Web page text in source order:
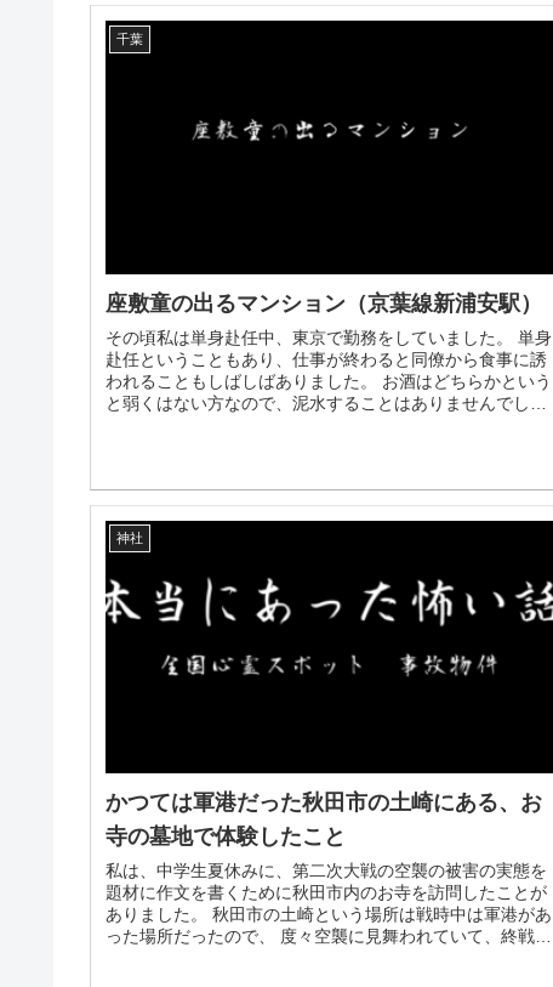
千葉
座敷童の出るマンション（京葉線新浦安駅）
その頃私は単身赴任中、東京で勤務をしていました。 単身
赴任ということもあり、仕事が終わると同僚から食事に誘
われることもしばしばありました。 お酒はどちらかという
と弱くはない方なので、泥水することはありませんでし
神社
かつては軍港だった秋田市の土崎にある、お
寺の墓地で体験したこと
私は、中学生夏休みに、第二次大戦の空襲の被害の実態を
題材に作文を書くために秋田市内のお寺を訪問したことが
ありました。 秋田市の土崎という場所は戦時中は軍港があ
った場所だったので、 度々空襲に見舞われていて、終戦当